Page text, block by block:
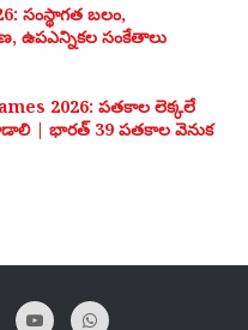
సంస్థాగత బలం,
ఉపఎన్నికల సంకేతాలు
2026: పతకాల లెక్కలే
| భారత్ 39 పతకాల వెనుక